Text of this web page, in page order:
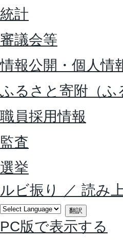
統計
審議会等
情報公開・個人情
ふるさと寄附（ふ
職員採用情報
監査
選挙
ルビ振り
／ 読み
翻訳
PC版で表示する